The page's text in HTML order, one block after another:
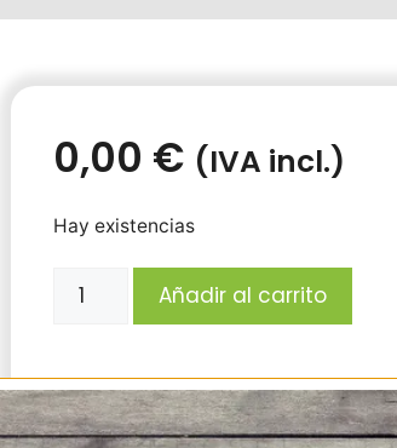
0,00 € (IVA incl.)
Hay existencias
Añadir al carrito
Reina Tetramorium caespitum